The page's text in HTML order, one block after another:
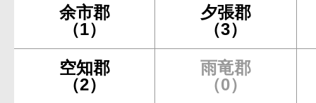
余市郡
（1）
夕張郡
（3）
空知郡
（2）
雨竜郡
（0）